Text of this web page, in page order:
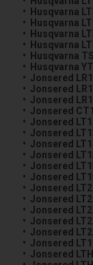
• Husqvarna
• Husqvarna
• Husqvarna
• Husqvarna
• Husqvarna
• Husqvarna
• Jonsered
• Jonsered
• Jonsered
• Jonsered
• Jonsered
• Jonsered
• Jonsered
• Jonsered
• Jonsered
• Jonsered
• Jonsered
• Jonsered
• Jonsered
• Jonsered
• Jonsered
• Jonsered
• Jonsered